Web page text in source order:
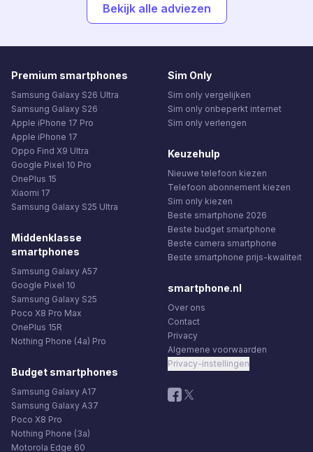
Bekijk alle adviezen
Premium smartphones
Samsung Galaxy S26 Ultra
Samsung Galaxy S26
Apple iPhone 17 Pro
Apple iPhone 17
Oppo Find X9 Ultra
Google Pixel 10 Pro
OnePlus 15
Xiaomi 17
Samsung Galaxy S25 Ultra
Middenklasse
smartphones
Samsung Galaxy A57
Google Pixel 10
Samsung Galaxy S25
Poco X8 Pro Max
OnePlus 15R
Nothing Phone (4a) Pro
Budget smartphones
Samsung Galaxy A17
Samsung Galaxy A37
Poco X8 Pro
Nothing Phone (3a)
Motorola Edge 60
Sim Only
Sim only vergelijken
Sim only onbeperkt internet
Sim only verlengen
Keuzehulp
Nieuwe telefoon kiezen
Telefoon abonnement kiezen
Sim only kiezen
Beste smartphone 2026
Beste budget smartphone
Beste camera smartphone
Beste smartphone prijs-kwaliteit
smartphone.nl
Over ons
Contact
Privacy
Algemene voorwaarden
Privacy-instellingen